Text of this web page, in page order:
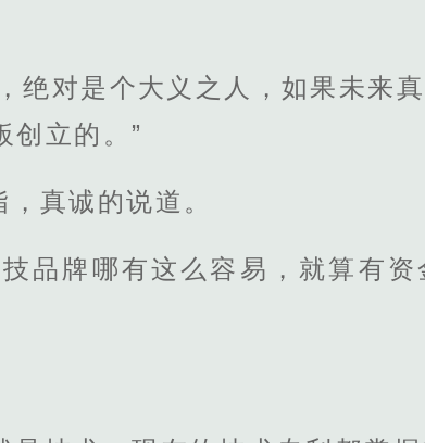
绝对是个大义之人，如果未来
创立的。”
真诚的说道。
品牌哪有这么容易，就算有